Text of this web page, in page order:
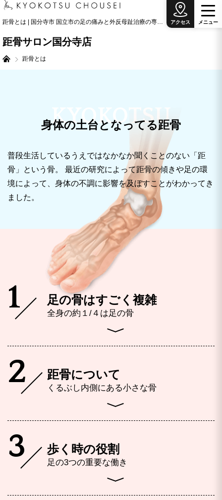
距骨とは | 国分寺市 国立市の足の痛みと外反母趾治療の専門院
距骨サロン国分寺店
距骨とは
メニ ュ ー
アクセス
身体の土台となってる距骨
KYOKOTSU
普段生活しているうえではなかなか聞くことのない「距
骨」という骨。 最近の研究によって距骨の傾きや足の環
境によって、身体の不調に影響を及ぼすことがわかってき
ました。
足の骨はすごく複雑
全身の約１/４は足の骨
1
距骨について
くるぶし内側にある小さな骨
2
歩く時の役割
足の3つの重要な働き
3